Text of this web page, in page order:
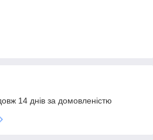
14 днів за домовленістю